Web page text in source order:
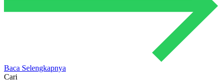
Baca Selengkapnya
Cari